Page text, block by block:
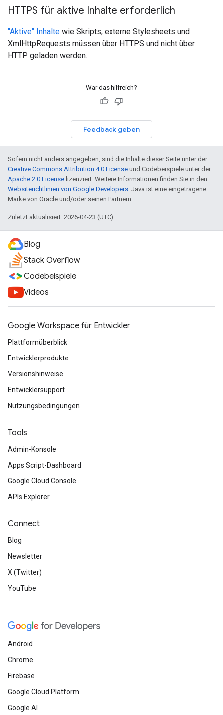
HTTPS für aktive Inhalte erforderlich
"Aktive" Inhalte wie Skripts, externe Stylesheets und
XmlHttpRequests müssen über HTTPS und nicht über
HTTP geladen werden.
War das hilfreich?
Feedback geben
Sofern nicht anders angegeben, sind die Inhalte dieser Seite unter der
Creative Commons Attribution 4.0 License und Codebeispiele unter der
Apache 2.0 License lizenziert. Weitere Informationen finden Sie in den
Websiterichtlinien von Google Developers. Java ist eine eingetragene
Marke von Oracle und/oder seinen Partnern.
Zuletzt aktualisiert: 2026-04-23 (UTC).
Blog
Stack Overflow
Codebeispiele
Videos
Google Workspace für Entwickler
Plattformüberblick
Entwicklerprodukte
Versionshinweise
Entwicklersupport
Nutzungsbedingungen
Tools
Admin-Konsole
Apps Script-Dashboard
Google Cloud Console
APIs Explorer
Connect
Blog
Newsletter
X (Twitter)
YouTube
Android
Chrome
Firebase
Google Cloud Platform
Google AI